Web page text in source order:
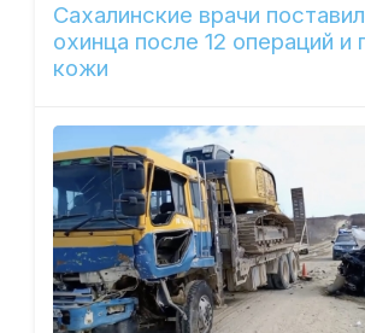
Сахалинские врачи
охинца после 12 операций и
кожи